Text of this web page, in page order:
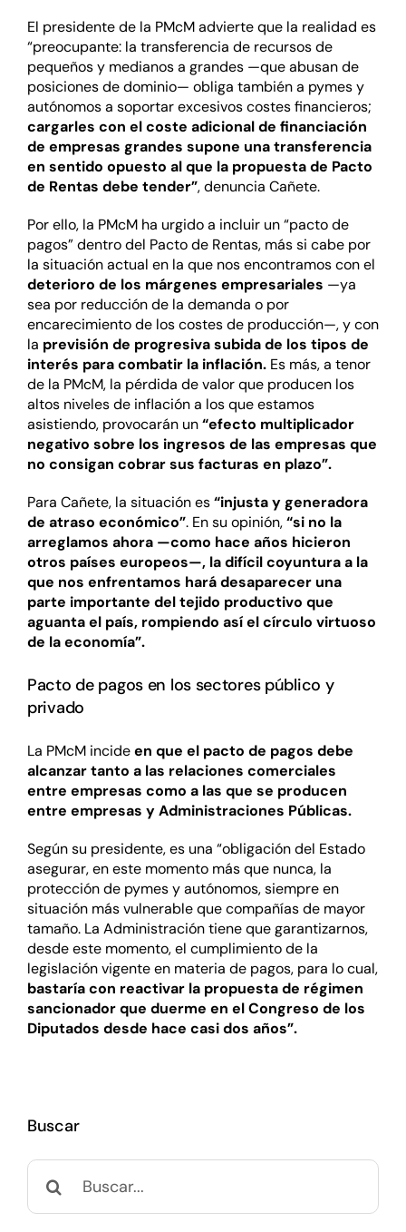
El presidente de la PMcM advierte que la realidad es
“preocupante: la transferencia de recursos de
pequeños y medianos a grandes —que abusan de
posiciones de dominio— obliga también a pymes y
autónomos a soportar excesivos costes financieros;
cargarles con el coste adicional de financiación
de empresas grandes supone una transferencia
en sentido opuesto al que la propuesta de Pacto
de Rentas debe tender”, denuncia Cañete.
Por ello, la PMcM ha urgido a incluir un “pacto de
pagos” dentro del Pacto de Rentas, más si cabe por
la situación actual en la que nos encontramos con el
deterioro de los márgenes empresariales —ya
sea por reducción de la demanda o por
encarecimiento de los costes de producción—, y con
la previsión de progresiva subida de los tipos de
interés para combatir la inflación.Es más, a tenor
de la PMcM, la pérdida de valor que producen los
altos niveles de inflación a los que estamos
asistiendo, provocarán un“efecto multiplicador
negativo sobre los ingresos de las empresas que
no consigan cobrar sus facturas en plazo”.
Para Cañete, la situación es“injusta y generadora
de atraso económico”. En su opinión,“si no la
arreglamos ahora —como hace años hicieron
otros países europeos—, la difícil coyuntura a la
que nos enfrentamos hará desaparecer una
parte importante del tejido productivo que
aguanta el país, rompiendo así el círculo virtuoso
de la economía”.
Pacto de pagos en los sectores público y
privado
La PMcM incideen que el pacto de pagos debe
alcanzar tanto a las relaciones comerciales
entre empresas como a las que se producen
entre empresas y Administraciones Públicas.
Según su presidente, es una “obligación del Estado
asegurar, en este momento más que nunca, la
protección de pymes y autónomos, siempre en
situación más vulnerable que compañías de mayor
tamaño. La Administración tiene que garantizarnos,
desde este momento, el cumplimiento de la
legislación vigente en materia de pagos, para lo cual,
bastaría con reactivar la propuesta de régimen
sancionador que duerme en el Congreso de los
Diputados desde hace casi dos años”.
Buscar
Buscar: